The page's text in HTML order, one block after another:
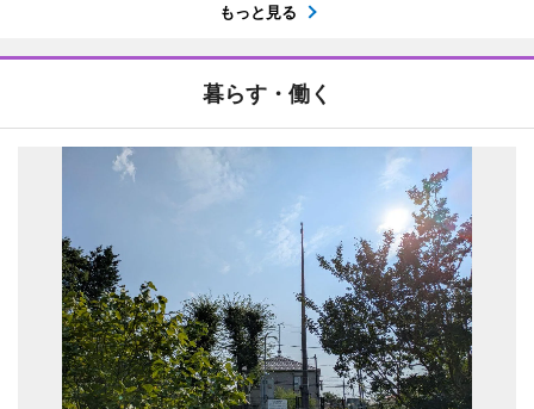
もっと見る
暮らす・働く